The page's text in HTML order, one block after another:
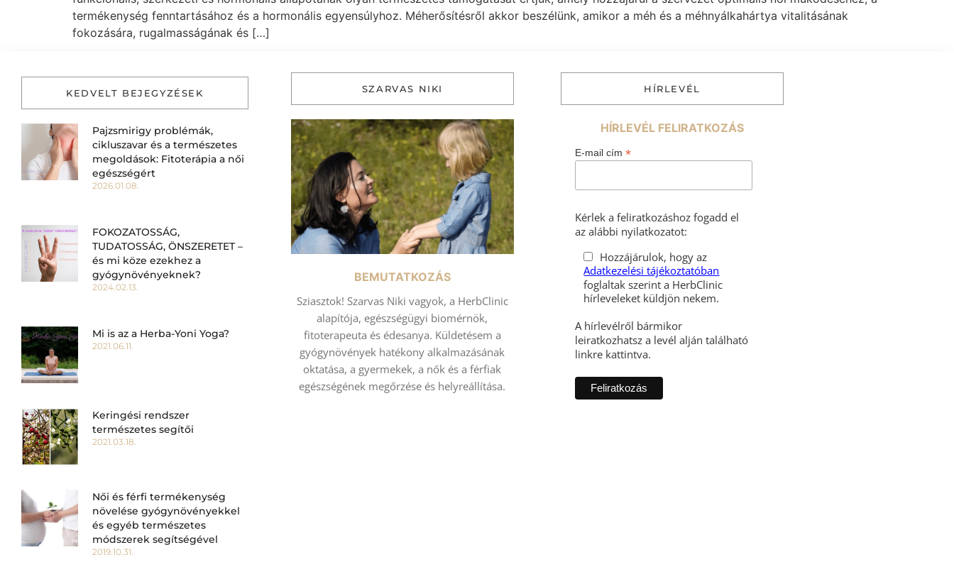
termékenység fenntartásához és a hormonális egyensúlyhoz. Méherősítésről akkor beszélünk, amikor a méh és a méhnyálkahártya vitalitásának
fokozására, rugalmasságának és […]
KEDVELT BEJEGYZÉSEK
Pajzsmirigy problémák,
cikluszavar és a természetes
megoldások: Fitoterápia a női
egészségért
2026.01.08.
FOKOZATOSSÁG,
TUDATOSSÁG, ÖNSZERETET –
és mi köze ezekhez a
gyógynövényeknek?
2024.02.13.
Mi is az a Herba-Yoni Yoga?
2021.06.11.
Keringési rendszer
természetes segítői
2021.03.18.
Női és férfi termékenység
növelése gyógynövényekkel
és egyéb természetes
módszerek segítségével
2019.10.31.
SZARVAS NIKI
BEMUTATKOZÁS
Sziasztok! Szarvas Niki vagyok, a HerbClinic
alapítója, egészségügyi biomérnök,
fitoterapeuta és édesanya. Küldetésem a
gyógynövények hatékony alkalmazásának
oktatása, a gyermekek, a nők és a férfiak
egészségének megőrzése és helyreállítása.
HÍRLEVÉL
HÍRLEVÉL FELIRATKOZÁS
E-mail cím *
Kérlek a feliratkozáshoz fogadd el
az alábbi nyilatkozatot:
Hozzájárulok, hogy az
Adatkezelési tájékoztatóban
foglaltak szerint a HerbClinic
hírleveleket küldjön nekem.
A hírlevélről bármikor
leiratkozhatsz a levél alján található
linkre kattintva.